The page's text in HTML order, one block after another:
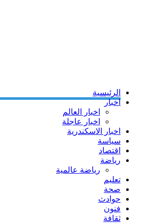
الرئيسية
اخبار
اخبار العالم
اخبار عاجلة
اخبار الاسكندرية
سياسة
اقتصاد
رياضة
رياضة عالمية
تعليم
صحة
حوادث
فنون
ثقافة